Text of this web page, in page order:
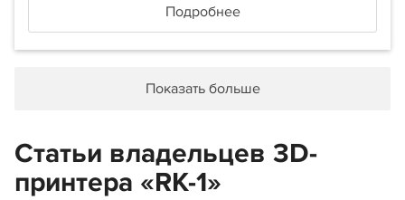
Подробнее
Показать больше
Статьи владельцев 3D-
принтера «RK-1»